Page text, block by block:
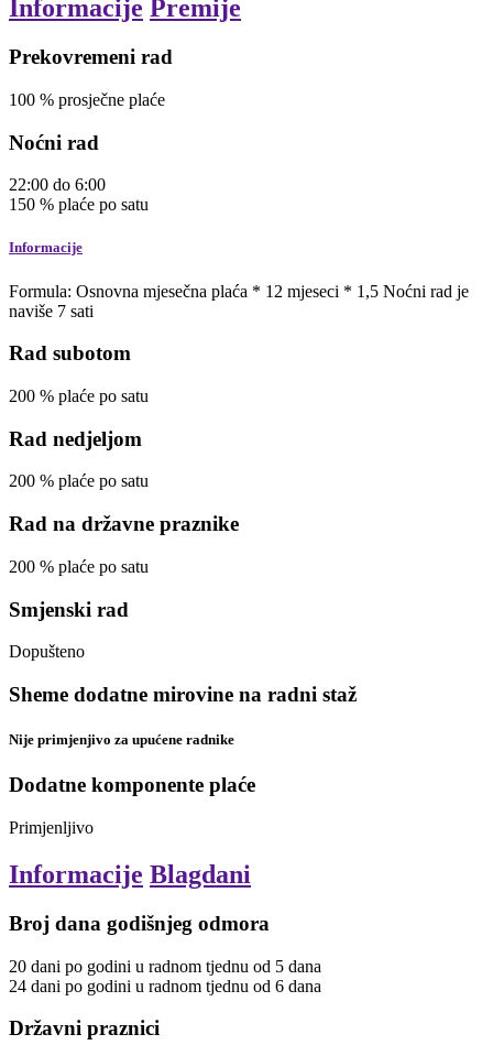
Informacije Premije
Prekovremeni rad
100 % prosječne plaće
Noćni rad
22:00 do 6:00
150 % plaće po satu
Informacije
Formula: Osnovna mjesečna plaća * 12 mjeseci * 1,5 Noćni rad je
naviše 7 sati
Rad subotom
200 % plaće po satu
Rad nedjeljom
200 % plaće po satu
Rad na državne praznike
200 % plaće po satu
Smjenski rad
Dopušteno
Sheme dodatne mirovine na radni staž
Nije primjenjivo za upućene radnike
Dodatne komponente plaće
Primjenljivo
Informacije Blagdani
Broj dana godišnjeg odmora
20 dani po godini u radnom tjednu od 5 dana
24 dani po godini u radnom tjednu od 6 dana
Državni praznici